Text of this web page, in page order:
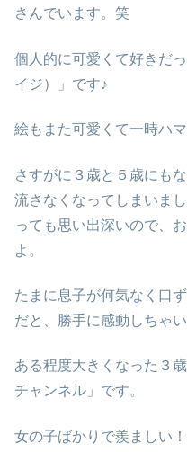
さんでいます。笑
個人的に可愛くて好きだ
イジ）」です♪
絵もまた可愛くて一時ハ
さすがに３歳と５歳にも
流さなくなってしまいま
っても思い出深いので、
よ。
たまに息子が何気なく口
だと、勝手に感動しちゃ
ある程度大きくなった３
チャンネル」です。
女の子ばかりで羨ましい